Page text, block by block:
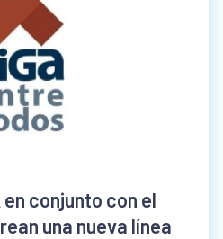
en conjunto con el
una nueva línea